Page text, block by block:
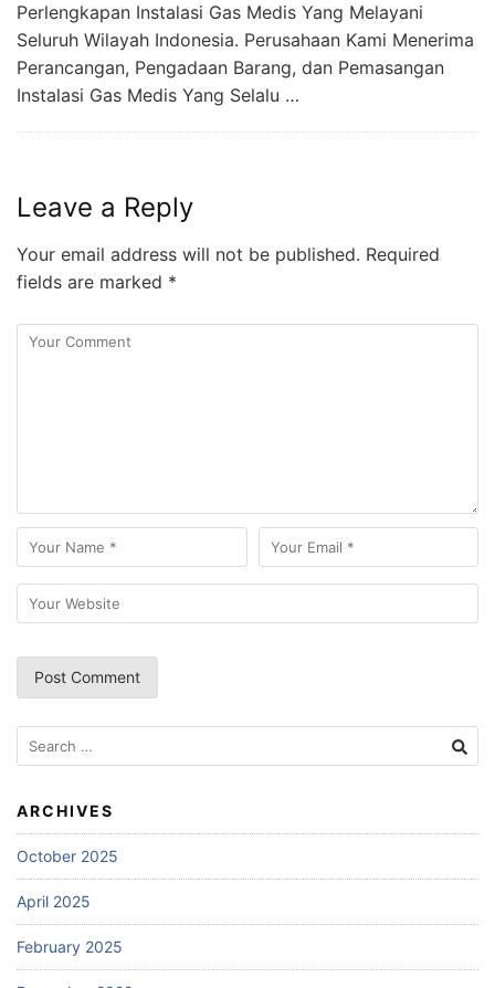
Perlengkapan Instalasi Gas Medis Yang Melayani
Seluruh Wilayah Indonesia. Perusahaan Kami Menerima
Perancangan, Pengadaan Barang, dan Pemasangan
Instalasi Gas Medis Yang Selalu …
Leave a Reply
Your email address will not be published. Required
fields are marked *
Search
for:
ARCHIVES
October 2025
April 2025
February 2025